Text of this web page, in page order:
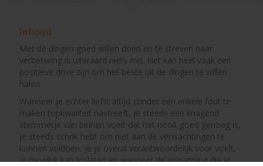
Inhoud
Met de dingen goed willen doen en te streven naar
verbetering is uiteraard niets mis. Het kan heel vaak een
positieve drive zijn om het beste uit de dingen te willen
halen.
Wanneer je echter liefst altijd zonder één enkele fout te
maken topkwaliteit nastreeft, je steeds een knagend
stemmetje van binnen voelt dat het nooit goed genoeg is,
je steeds schrik hebt om niet aan de verwachtingen te
kunnen voldoen, je je overal verantwoordelijk voor voelt,
je moeilijk kan loslaten en wanneer de inspanning die je